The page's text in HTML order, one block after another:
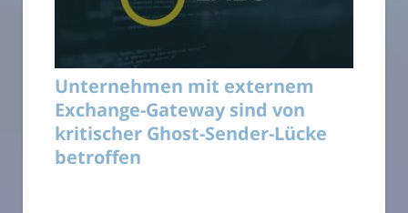
Unternehmen mit externem
Exchange-Gateway sind von
kritischer Ghost-Sender-Lücke
betroffen